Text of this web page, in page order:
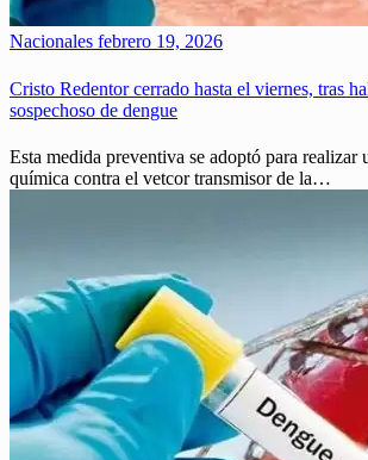
Nacionales febrero 19, 2026
Cristo Redentor cerrado hasta el viernes, tras
sospechoso de dengue
Esta medida preventiva se adoptó para realizar
química contra el vetcor transmisor de la…